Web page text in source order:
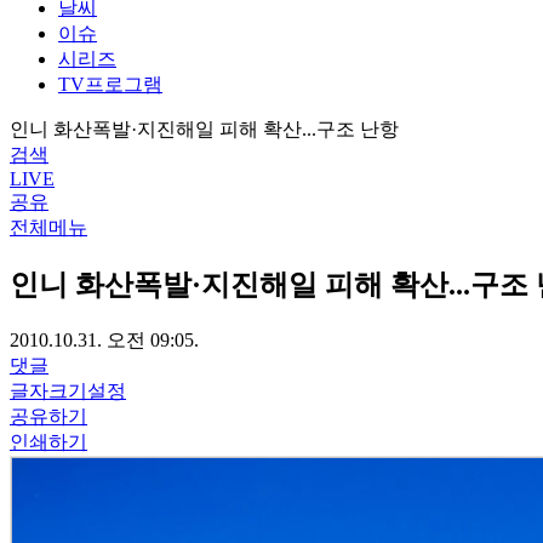
날씨
이슈
시리즈
TV프로그램
인니 화산폭발·지진해일 피해 확산...구조 난항
검색
LIVE
공유
전체메뉴
인니 화산폭발·지진해일 피해 확산...구조
2010.10.31. 오전 09:05.
댓글
글자크기설정
공유하기
인쇄하기